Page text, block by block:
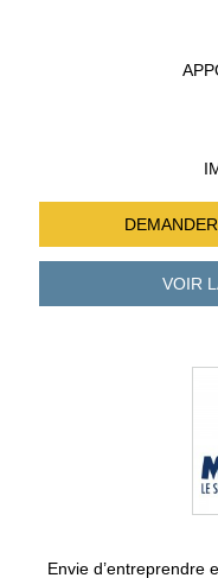
VOIR
Envie d’entreprendre